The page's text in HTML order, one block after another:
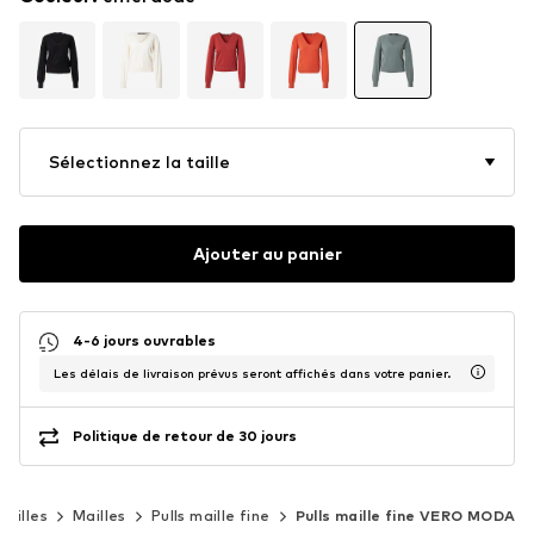
Sélectionnez la taille
Ajouter au panier
4-6 jours ouvrables
Les délais de livraison prévus seront affichés dans votre panier.
Politique de retour de 30 jours
Mailles Pulls maille fine Pulls maille fine VERO MODA